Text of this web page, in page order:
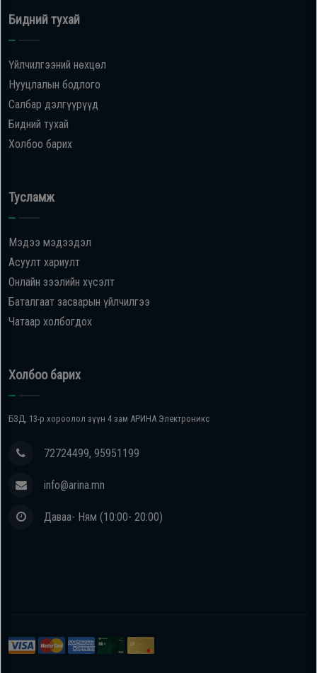
Бидний тухай
Үйлчилгээний нөхцөл
Нууцлалын бодлого
Салбар дэлгүүрүүд
Бидний тухай
Холбоо барих
Тусламж
Мэдээ мэдээдэл
Асуулт хариулт
Онлайн зээлийн хүсэлт
Баталгаат засварын үйлчилгээ
Чатаар холбогдох
Холбоо барих
БЗД, 13-р хороолол зүүн 4 зам АРИНА Электроникс
72724499, 95951199
info@arina.mn
Даваа- Ням (10:00- 20:00)